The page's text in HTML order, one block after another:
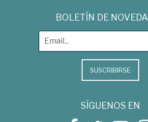
BOLETÍN DE
SUSCRIBIRSE
SÍGUENOS EN